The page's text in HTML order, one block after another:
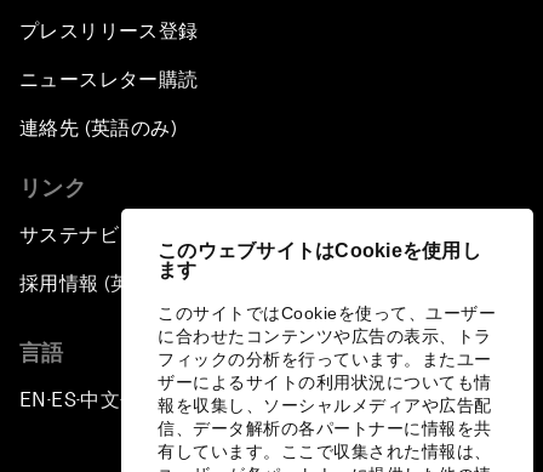
このウェブサイトはCookieを使用し
ます
このサイトではCookieを使って、ユーザー
に合わせたコンテンツや広告の表示、トラ
フィックの分析を行っています。またユー
ザーによるサイトの利用状況についても情
報を収集し、ソーシャルメディアや広告配
信、データ解析の各パートナーに情報を共
有しています。ここで収集された情報は、
プレスリリース登録
ニュースレター購読
連絡先 (英語のみ)
リンク
サステナビリティへの取り組み
採用情報 (英語のみ)
言語
EN ▪ES▪中文▪ 日本語